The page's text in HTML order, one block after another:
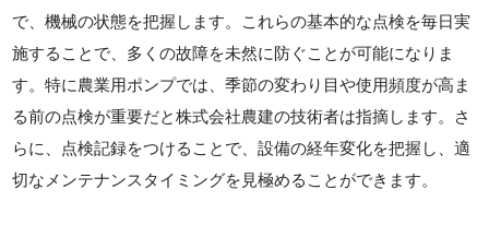
で、機械の状態を把握します。これらの基本的な点検を毎日実
施することで、多くの故障を未然に防ぐことが可能になりま
す。特に農業用ポンプでは、季節の変わり目や使用頻度が高ま
る前の点検が重要だと株式会社農建の技術者は指摘します。さ
らに、点検記録をつけることで、設備の経年変化を把握し、適
切なメンテナンスタイミングを見極めることができます。